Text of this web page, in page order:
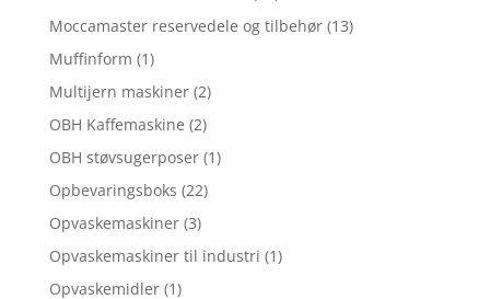
Moccamaster reservedele og tilbehør (13)
Muffinform (1)
Multijern maskiner (2)
OBH Kaffemaskine (2)
OBH støvsugerposer (1)
Opbevaringsboks (22)
Opvaskemaskiner (3)
Opvaskemaskiner til industri (1)
Opvaskemidler (1)